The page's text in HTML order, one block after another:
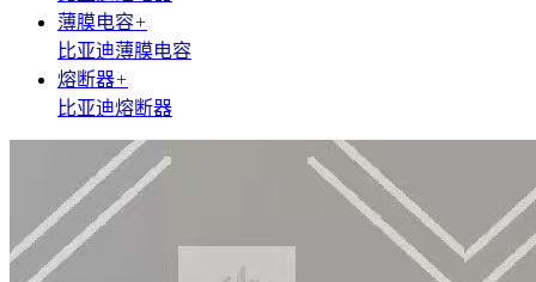
薄膜电容+
比亚迪薄膜电容
熔断器+
比亚迪熔断器